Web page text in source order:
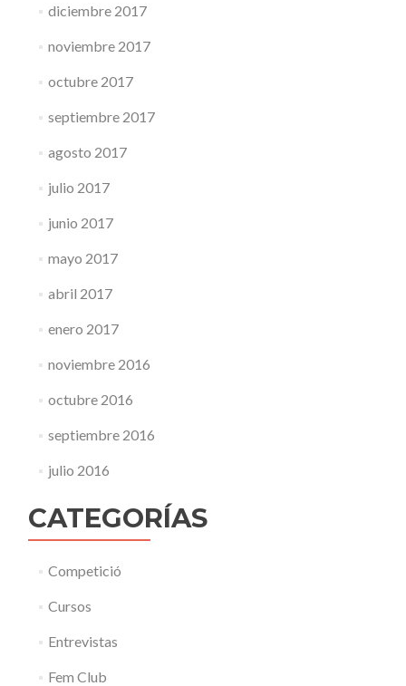
diciembre 2017
noviembre 2017
octubre 2017
septiembre 2017
agosto 2017
julio 2017
junio 2017
mayo 2017
abril 2017
enero 2017
noviembre 2016
octubre 2016
septiembre 2016
julio 2016
CATEGORÍAS
Competició
Cursos
Entrevistas
Fem Club